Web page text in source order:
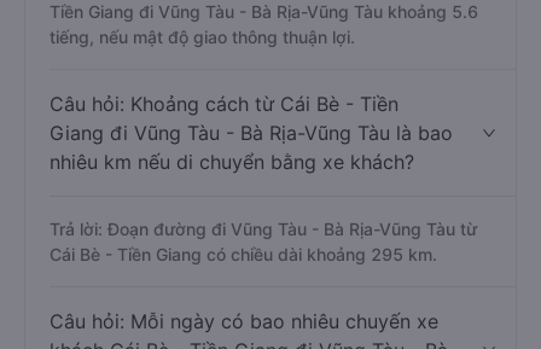
Tiền Giang đi Vũng Tàu - Bà Rịa-Vũng Tàu khoảng 5.6
tiếng, nếu mật độ giao thông thuận lợi.
Câu hỏi: Khoảng cách từ Cái Bè - Tiền
Giang đi Vũng Tàu - Bà Rịa-Vũng Tàu là bao
nhiêu km nếu di chuyển bằng xe khách?
Trả lời: Đoạn đường đi Vũng Tàu - Bà Rịa-Vũng Tàu từ
Cái Bè - Tiền Giang có chiều dài khoảng 295 km.
Câu hỏi: Mỗi ngày có bao nhiêu chuyến xe